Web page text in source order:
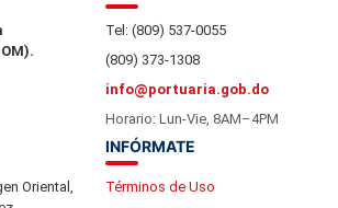
Tel: (809) 537-0055
(809) 373-1308
info@portuaria.gob.do
Horario: Lun-Vie, 8AM–4PM
Oriental,
INFÓRMATE
Términos de Uso